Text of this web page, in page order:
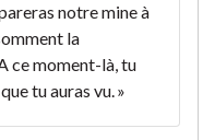
notre mine à
la
ce moment-là, tu
tu auras vu. »